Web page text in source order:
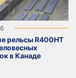
рельсы R400HT
в Канаде